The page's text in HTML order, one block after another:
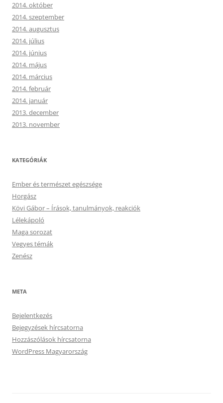
2014. október
2014. szeptember
2014. augusztus
2014. július
2014. június
2014. május
2014. március
2014. február
2014. január
2013. december
2013. november
KATEGÓRIÁK
Ember és természet egészsége
Horgász
Kövi Gábor – Írások, tanulmányok, reakciók
Lélekápoló
Maga sorozat
Vegyes témák
Zenész
META
Bejelentkezés
Bejegyzések hírcsatorna
Hozzászólások hírcsatorna
WordPress Magyarország